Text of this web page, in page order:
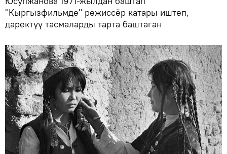
"Кыргызфильмде" режиссёр катары иштеп,
даректүү тасмаларды тарта баштаган